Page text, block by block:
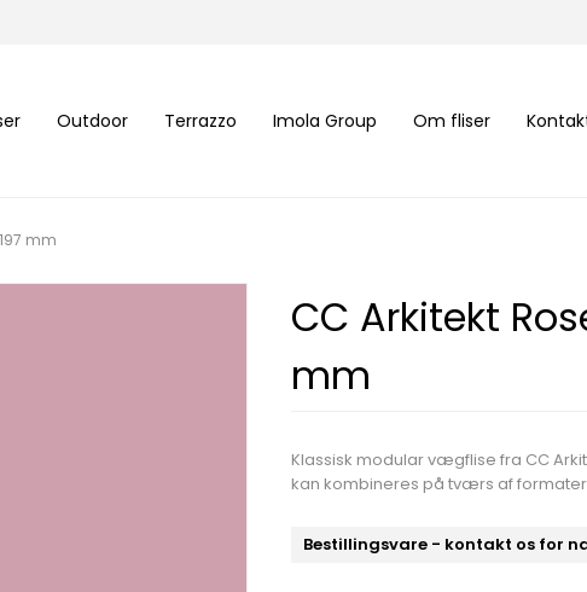
Outdoor Terrazzo Imola Group Om fliser
mm
CC Arkitekt
mm
Klassisk modular vægflise fra CC
kan kombineres på tværs af
Bestillingsvare - kontakt os for